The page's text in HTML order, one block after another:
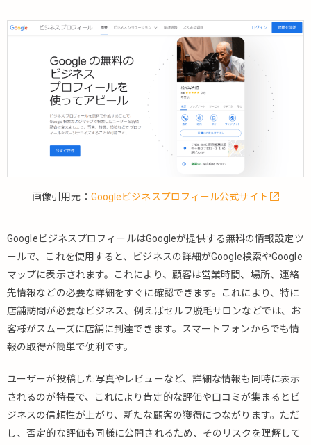
画像引用元： Googleビジネスプロフィール公式サイト
GoogleビジネスプロフィールはGoogleが提供する無料の情報設定ツ
ールで、これを使用すると、ビジネスの詳細がGoogle検索やGoogle
マップに表示されます。これにより、顧客は営業時間、場所、連絡
先情報などの必要な詳細をすぐに確認できます。これにより、特に
店舗訪問が必要なビジネス、例えばセルフ脱毛サロンなどでは、お
客様がスムーズに店舗に到達できます。スマートフォンからでも情
報の取得が簡単で便利です。
ユーザーが投稿した写真やレビューなど、詳細な情報も同時に表示
されるのが特長で、これにより肯定的な評価や口コミが集まるとビ
ジネスの信頼性が上がり、新たな顧客の獲得につながります。ただ
し、否定的な評価も同様に公開されるため、そのリスクを理解して